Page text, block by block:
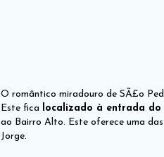
O romântico miradouro de SÃ£o
Este fica
localizado à entrada
ao Bairro Alto. Este oferece uma das
Jorge.